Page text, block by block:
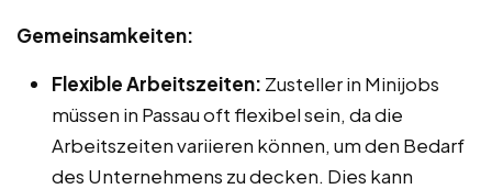
Gemeinsamkeiten:
Flexible Arbeitszeiten: Zusteller in Minijobs
müssen in Passau oft flexibel sein, da die
Arbeitszeiten variieren können, um den Bedarf
des Unternehmens zu decken. Dies kann